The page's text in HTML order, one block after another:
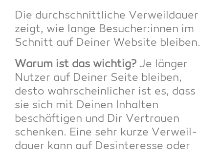
Die durch­schnitt­li­che Ver­weil­dau­er
zeigt, wie lan­ge Besucher:innen im
Schnitt auf Dei­ner Web­site bleiben.
War­um ist das wich­tig? Je län­ger
Nut­zer auf Dei­ner Sei­te blei­ben,
des­to wahr­schein­li­cher ist es, dass
sie sich mit Dei­nen Inhal­ten
beschäf­ti­gen und Dir Ver­trau­en
schen­ken. Eine sehr kur­ze Ver­weil­
dau­er kann auf Des­in­ter­es­se oder